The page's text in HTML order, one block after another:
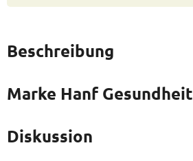
Beschreibung
Marke Hanf Gesundheit
Diskussion